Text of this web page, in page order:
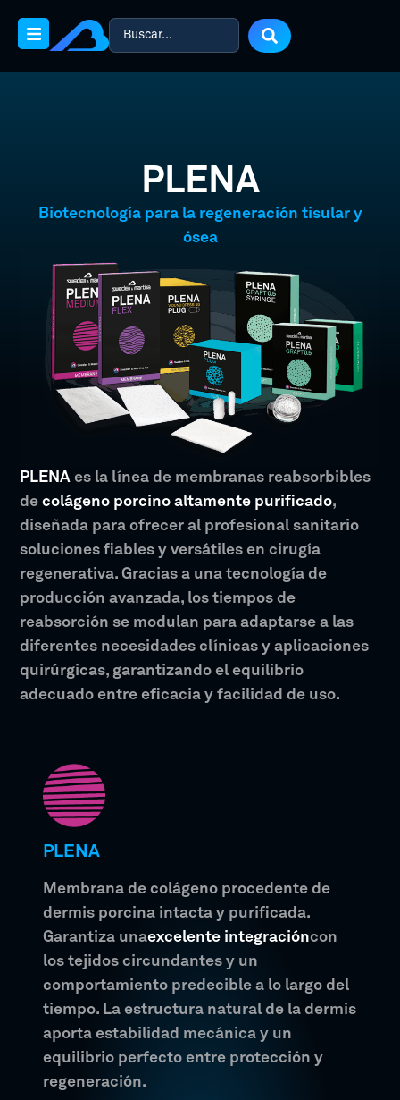
PLENA
Biotecnología para la regeneración tisular y
ósea
PLENA es la línea de membranas reabsorbibles
decolágeno porcino altamente purificado,
diseñada para ofrecer al profesional sanitario
soluciones fiables y versátiles en cirugía
regenerativa. Gracias a una tecnología de
producción avanzada, los tiempos de
reabsorción se modulan para adaptarse a las
diferentes necesidades clínicas y aplicaciones
quirúrgicas, garantizando el equilibrio
adecuado entre eficacia y facilidad de uso.
PLENA
Membrana de colágeno procedente de
dermis porcina intacta y purificada.
Garantiza unaexcelente integracióncon
los tejidos circundantes y un
comportamiento predecible a lo largo del
tiempo. La estructura natural de la dermis
aporta estabilidad mecánica y un
equilibrio perfecto entre protección y
regeneración.